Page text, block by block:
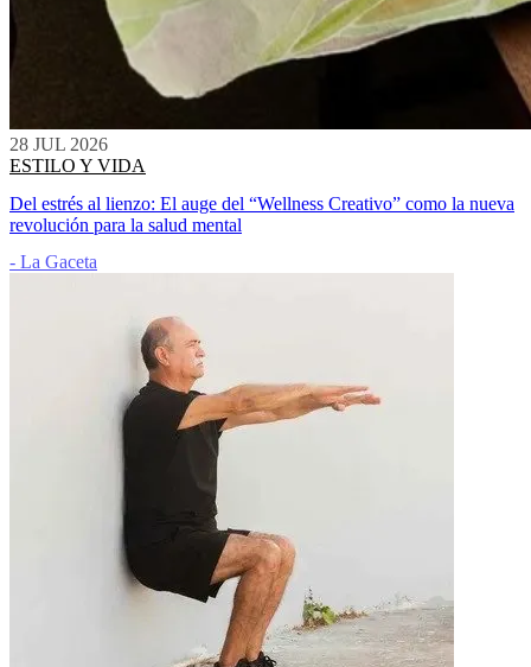
28 JUL 2026
ESTILO Y VIDA
Del estrés al lienzo: El auge del “Wellness Creativo” como la nueva
revolución para la salud mental
- La Gaceta